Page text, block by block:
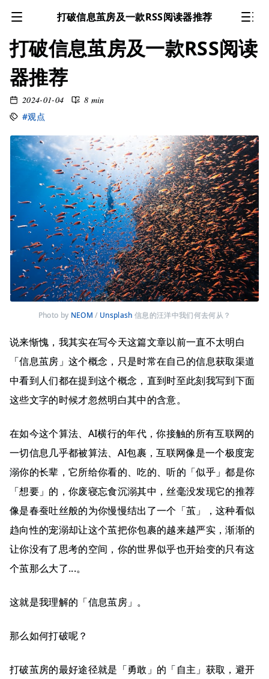
打破信息茧房及一款RSS阅读器推荐
打破信息茧房及一款RSS阅读
器推荐
2024-01-04
8 min
#观点
Photo by NEOM / Unsplash 信息的汪洋中我们何去何从？
说来惭愧，我其实在写今天这篇文章以前一直不太明白
「信息茧房」这个概念，只是时常在自己的信息获取渠道
中看到人们都在提到这个概念，直到时至此刻我写到下面
这些文字的时候才忽然明白其中的含意。
在如今这个算法、AI横行的年代，你接触的所有互联网的
一切信息几乎都被算法、AI包裹，互联网像是一个极度宠
溺你的长辈，它所给你看的、吃的、听的「似乎」都是你
「想要」的，你废寝忘食沉溺其中，丝毫没发现它的推荐
像是春蚕吐丝般的为你慢慢结出了一个「茧」，这种看似
趋向性的宠溺却让这个茧把你包裹的越来越严实，渐渐的
让你没有了思考的空间，你的世界似乎也开始变的只有这
个茧那么大了...。
这就是我理解的「信息茧房」。
那么如何打破呢？
打破茧房的最好途径就是「勇敢」的「自主」获取，避开